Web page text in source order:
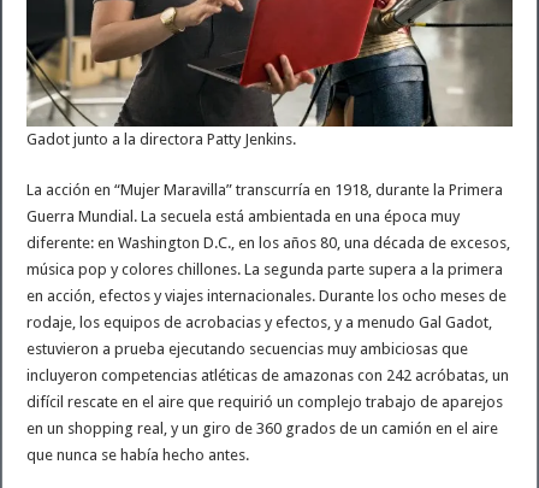
Gadot junto a la directora Patty Jenkins.
La acción en “Mujer Maravilla” transcurría en 1918, durante la Primera
Guerra Mundial. La secuela está ambientada en una época muy
diferente: en Washington D.C., en los años 80, una década de excesos,
música pop y colores chillones. La segunda parte supera a la primera
en acción, efectos y viajes internacionales. Durante los ocho meses de
rodaje, los equipos de acrobacias y efectos, y a menudo Gal Gadot,
estuvieron a prueba ejecutando secuencias muy ambiciosas que
incluyeron competencias atléticas de amazonas con 242 acróbatas, un
difícil rescate en el aire que requirió un complejo trabajo de aparejos
en un shopping real, y un giro de 360 grados de un camión en el aire
que nunca se había hecho antes.